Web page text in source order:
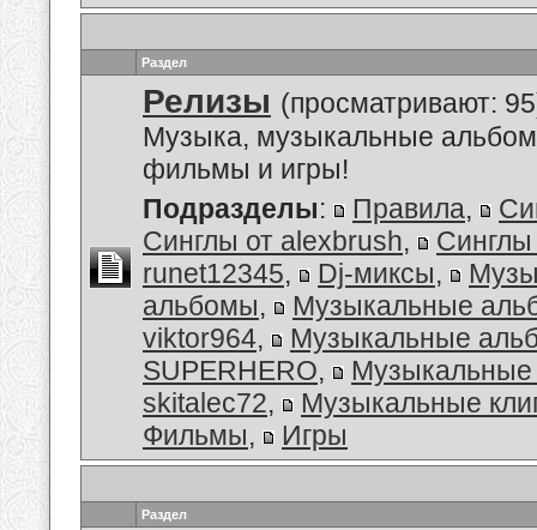
Раздел
Релизы (просматривают:
Музыка, музыкальные
фильмы и игры!
Подразделы: Правила,
Синглы от alexbrush,
Синглы
runet12345, Dj-миксы,
альбомы,
Музыкальные
viktor964,
Музыкальные
SUPERHERO,
skitalec72,
Музыкальные
Фильмы, Игры
Раздел